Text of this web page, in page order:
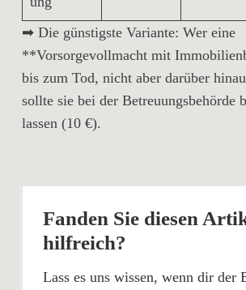
➡ Die günstigste Variante: Wer eine
**Vorsorgevollmacht mit
bis zum Tod, nicht aber darüber
sollte sie bei der Betreuungsbehörde
lassen (10 €).
Fanden Sie diesen
hilfreich?
Lass es uns wissen, wenn dir der